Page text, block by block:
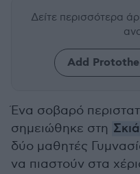
Δείτε περισσότερα
Add
Ένα σοβαρό
σημειώθηκε στη
δύο μαθητές
να πιαστούν στα